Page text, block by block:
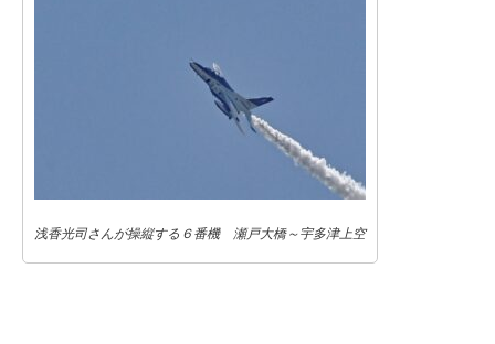
浅香光司さんが操縦する６番機 瀬戸大橋～宇多津上空